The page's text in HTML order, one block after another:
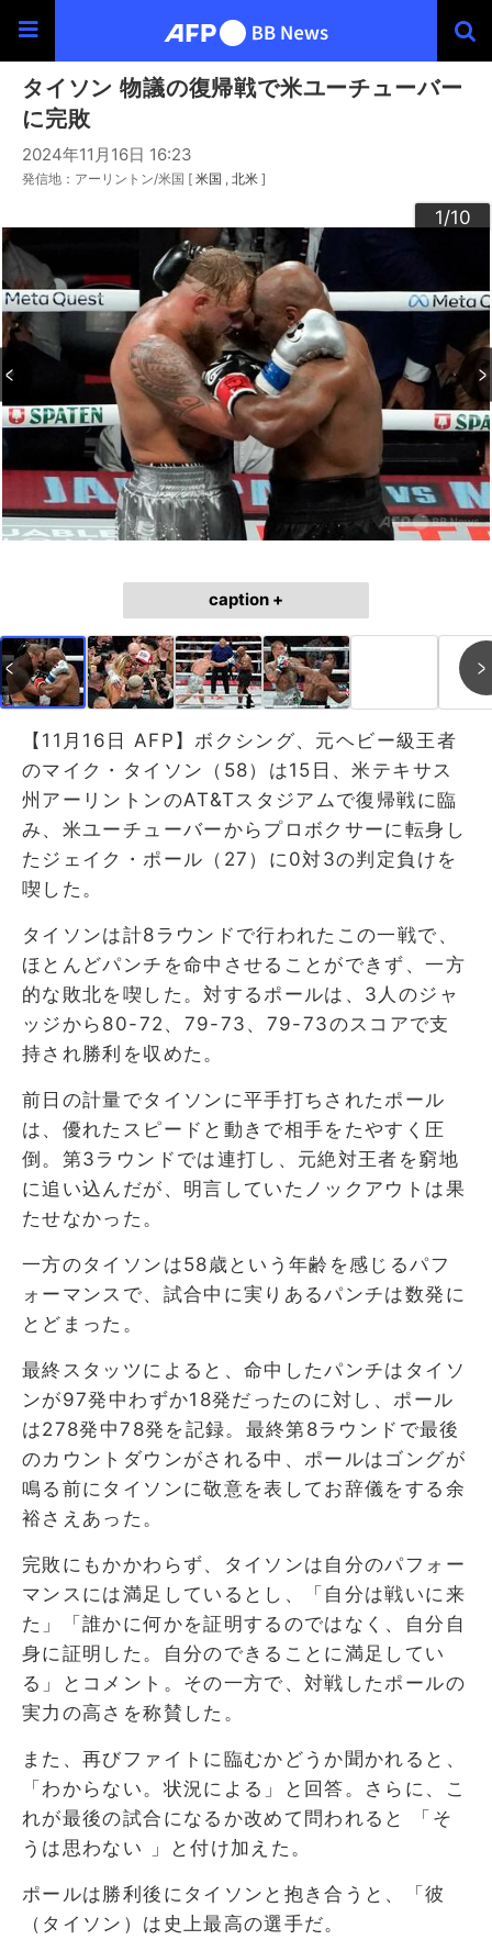
タイソン 物議の復帰戦で米ユーチューバー
に完敗
2024年11月16日 16:23
発信地：アーリントン/米国 [ 米国 北米 ]
1/10
2/10
3/10
4/10
5/10
6/10
7/10
8/10
9/10
10/10
caption +
【11月16日 AFP】ボクシング、元ヘビー級王者
のマイク・タイソン（58）は15日、米テキサス
州アーリントンのAT&Tスタジアムで復帰戦に臨
み、米ユーチューバーからプロボクサーに転身し
たジェイク・ポール（27）に0対3の判定負けを
喫した。
タイソンは計8ラウンドで行われたこの一戦で、
ほとんどパンチを命中させることができず、一方
的な敗北を喫した。対するポールは、3人のジャ
ッジから80-72、79-73、79-73のスコアで支
持され勝利を収めた。
前日の計量でタイソンに平手打ちされたポール
は、優れたスピードと動きで相手をたやすく圧
倒。第3ラウンドでは連打し、元絶対王者を窮地
に追い込んだが、明言していたノックアウトは果
たせなかった。
一方のタイソンは58歳という年齢を感じるパフ
ォーマンスで、試合中に実りあるパンチは数発に
とどまった。
最終スタッツによると、命中したパンチはタイソ
ンが97発中わずか18発だったのに対し、ポール
は278発中78発を記録。最終第8ラウンドで最後
のカウントダウンがされる中、ポールはゴングが
鳴る前にタイソンに敬意を表してお辞儀をする余
裕さえあった。
完敗にもかかわらず、タイソンは自分のパフォー
マンスには満足しているとし、「自分は戦いに来
た」「誰かに何かを証明するのではなく、自分自
身に証明した。自分のできることに満足してい
る」とコメント。その一方で、対戦したポールの
実力の高さを称賛した。
また、再びファイトに臨むかどうか聞かれると、
「わからない。状況による」と回答。さらに、こ
れが最後の試合になるか改めて問われると 「そ
うは思わない 」と付け加えた。
ポールは勝利後にタイソンと抱き合うと、「彼
（タイソン）は史上最高の選手だ。